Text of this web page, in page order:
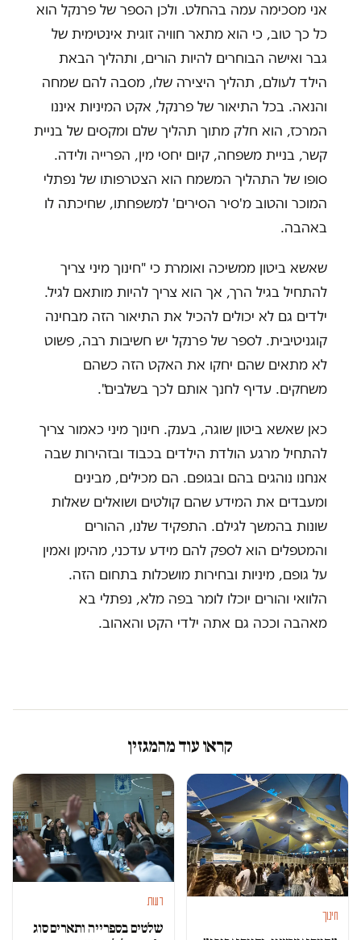
אני מסכימה עמה בהחלט. ולכן הספר של פרנקל הוא
כל כך טוב, כי הוא מתאר חוויה זוגית אינטימית של
גבר ואישה הבוחרים להיות הורים, ותהליך הבאת
הילד לעולם, תהליך היצירה שלו, מסבה להם שמחה
והנאה. בכל התיאור של פרנקל, אקט המיניות איננו
המרכז, הוא חלק מתוך תהליך שלם ומקסים של בניית
קשר, בניית משפחה, קיום יחסי מין, הפרייה ולידה.
סופו של התהליך המשמח הוא הצטרפותו של נפתלי
המוכר והטוב מ'סיר הסירים' למשפחתו, שחיכתה לו
באהבה.
שאשא ביטון ממשיכה ואומרת כי "חינוך מיני צריך
להתחיל בגיל הרך, אך הוא צריך להיות מותאם לגיל.
ילדים גם לא יכולים להכיל את התיאור הזה מבחינה
קוגניטיבית. לספר של פרנקל יש חשיבות רבה, פשוט
לא מתאים שהם יחקו את האקט הזה כשהם
משחקים. עדיף לחנך אותם לכך בשלבים".
כאן שאשא ביטון שוגה, בענק. חינוך מיני כאמור צריך
להתחיל מרגע הולדת הילדים בכבוד ובזהירות שבה
אנחנו נוהגים בהם ובגופם. הם מכילים, מבינים
ומעבדים את המידע שהם קולטים ושואלים שאלות
שונות בהמשך לגילם. התפקיד שלנו, ההורים
והמטפלים הוא לספק להם מידע עדכני, מהימן ואמין
על גופם, מיניות ובחירות מושכלות בתחום הזה.
הלוואי והורים יוכלו לומר בפה מלא, נפתלי בא
מאהבה וככה גם אתה ילדי הקט והאהוב.
קראו עוד מהמגזין
חינוך
דעות
שלטים בספרייה ותארים סוג